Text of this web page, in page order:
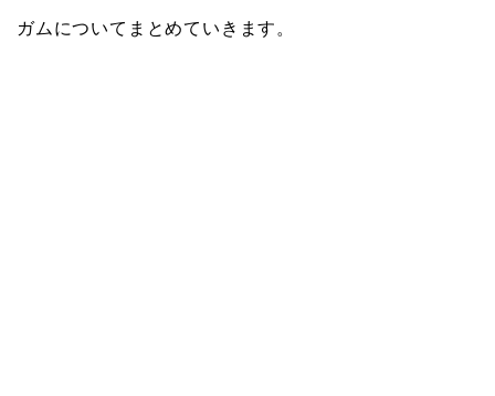
ガムについてまとめていきます。